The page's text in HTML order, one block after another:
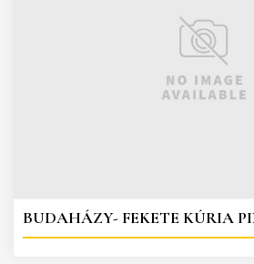
BUDAHÁZY- FEKETE KÚRIA